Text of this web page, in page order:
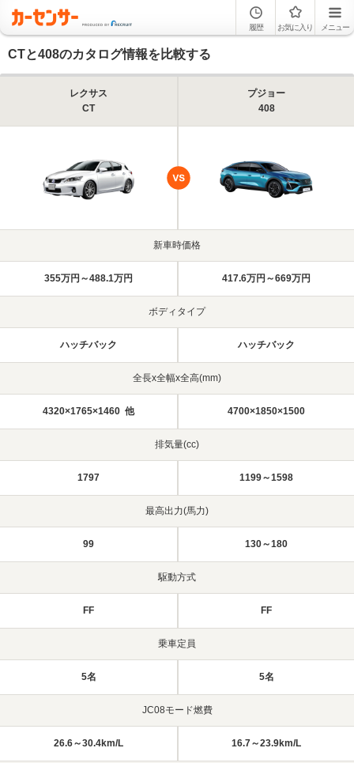
履歴 お気に入り メニュー
CTと408のカタログ情報を比較する
レクサス
CT
プジョー
408
新車時価格
355万円～488.1万円 417.6万円～669万円
ボディタイプ
ハッチバック ハッチバック
全長x全幅x全高(mm)
4320×1765×1460 他 4700×1850×1500
排気量(cc)
1797 1199～1598
最高出力(馬力)
99 130～180
駆動方式
FF FF
乗車定員
5名 5名
JC08モード燃費
26.6～30.4km/L 16.7～23.9km/L